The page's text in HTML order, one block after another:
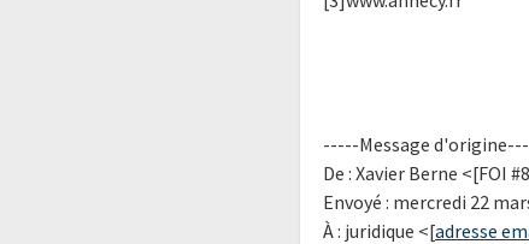
-----Message
De : Xavier Berne <[FOI
Envoyé : mercredi 22
À : juridique <[adresse